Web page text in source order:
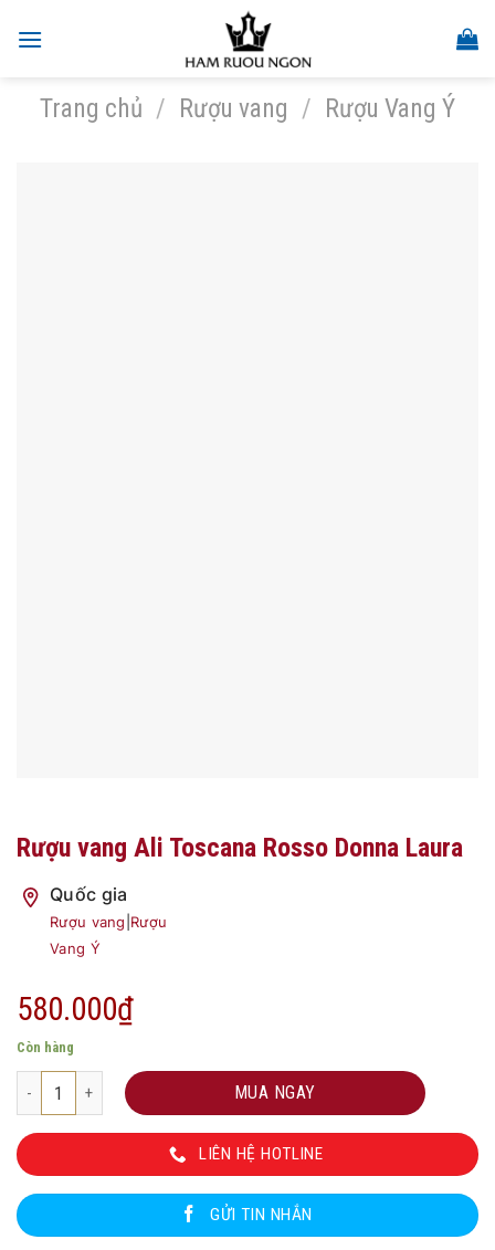
Trang chủ / Rượu vang / Rượu Vang Ý
Rượu vang Ali Toscana Rosso Donna Laura
Quốc gia
Rượu vang Rượu
Vang Ý
580.000₫
Còn hàng
Rượu vang Ali Toscana Rosso Donna Laura số lượng
MUA NGAY
LIÊN HỆ HOTLINE
GỬI TIN NHẮN